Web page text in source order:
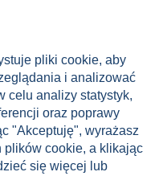
⬇
pliki cookie, aby
i analizować
celu analizy statystyk,
oraz poprawy
"Akceptuję", wyrażasz
plików cookie, a klikając
się więcej lub